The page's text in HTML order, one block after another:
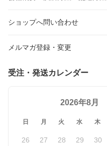
ショップへ問い合わせ
メルマガ登録・変更
受注・発送カレンダー
2026年8月
日 月 火 水 木
26 27 28 29 30